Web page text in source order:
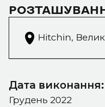
Hitchin,
Дата виконання:
Грудень 2022